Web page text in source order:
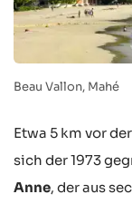
Beau Vallon, Mahé
Etwa 5 km vor
sich der 1973
Anne, der aus